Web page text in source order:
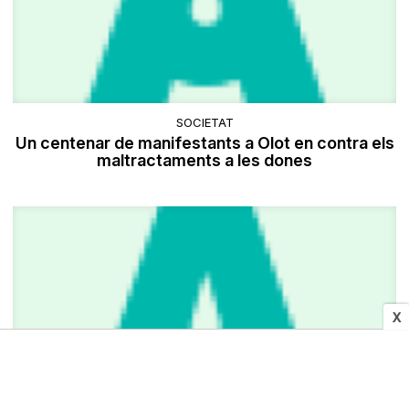
X
SOCIETAT
Un centenar de manifestants a Olot en contra els
maltractaments a les dones